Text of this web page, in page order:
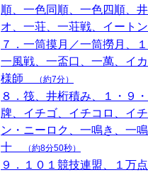
順、一色同順、一色四順、
オ、一荘、一荘戦、イート
７．一筒摸月／一筒撈月、
一風戦、一盃口、一萬、イ
様師
（約7分）
８．筏、井桁積み、１・９
牌、イチゴ、イチコロ、イ
ン・ニーロク、一鳴き、一
十
（約8分50秒）
９．１０１競技連盟、１万